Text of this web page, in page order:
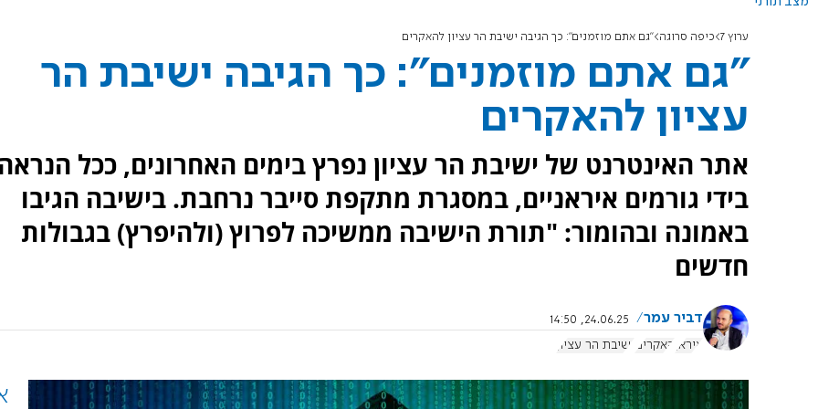
ערוץ 7 כיפה סרוגה "גם אתם מוזמנים": כך הגיבה ישיבת הר עציון להאקרים
"גם אתם מוזמנים": כך הגיבה ישיבת הר
עציון להאקרים
אתר האינטרנט של ישיבת הר עציון נפרץ בימים האחרונים, ככל
בידי גורמים איראניים, במסגרת מתקפת סייבר נרחבת. בישיבה הגיבו
באמונה ובהומור: "תורת הישיבה ממשיכה לפרוץ (ולהיפרץ) בגבולות
חדשים
דביר עמר
24.06.25, 14:50
איראן האקרים ישיבת הר עציון